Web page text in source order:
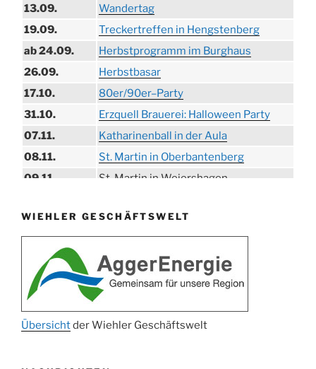
13.09.
Wandertag
19.09.
Treckertreffen in Hengstenberg
ab 24.09.
Herbstprogramm im Burghaus
26.09.
Herbstbasar
17.10.
80er/90er–Party
31.10.
Erzquell Brauerei: Halloween Party
07.11.
Katharinenball in der Aula
08.11.
St. Martin in Oberbantenberg
09.11.
St. Martin in Weiershagen
11.11.
„DÜX“ im Burghaus
15.11.
Konzert Bielsteiner Männerchor
15.11.
Volkstrauertag am Ehrenmal
27.11.
Kirche
WIEHLER GESCHÄFTSWELT
Übersichtder Wiehler Geschäftswelt